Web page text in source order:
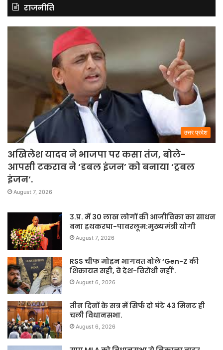
राजनीति
उत्तर प्रदेश
अखिलेश यादव ने भाजपा पर कसा तंज, बोले-
आपसी टकराव ने ‘डबल इंजन’ को बनाया ‘ट्रबल
इंजन’.
August 7, 2026
उ.प्र. में 30 लाख लोगों की आजीविका का साधन
बना हथकरघा-पावरलूम:मुख्यमंत्री योगी
August 7, 2026
RSS चीफ मोहन भागवत बोले ‘Gen-Z की
शिकायत सही, वे देश-विरोधी नहीं’.
August 6, 2026
तीन दिनों के सत्र में सिर्फ दो घंटे 43 मिनट ही
चली विधानसभा.
August 6, 2026